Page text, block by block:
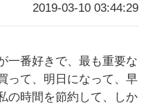
2019-03-10 03:44:29
一番好きで、最も重要な
って、明日になって、早
の時間を節約して、しか